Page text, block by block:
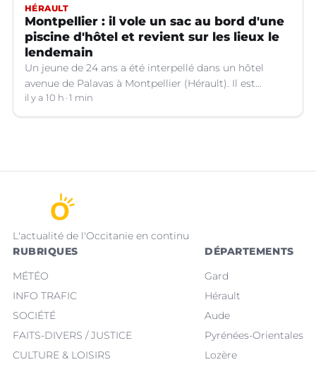
HÉRAULT
Montpellier : il vole un sac au bord d'une
piscine d'hôtel et revient sur les lieux le
lendemain
Un jeune de 24 ans a été interpellé dans un hôtel
avenue de Palavas à Montpellier (Hérault). Il est
suspecté d'avoir volé le sac d'une cliente.
il y a 10 h 1 min
L'actualité de l'Occitanie en continu
RUBRIQUES
MÉTÉO
INFO TRAFIC
SOCIÉTÉ
FAITS-DIVERS / JUSTICE
CULTURE & LOISIRS
DÉPARTEMENTS
Gard
Hérault
Aude
Pyrénées-Orientales
Lozère